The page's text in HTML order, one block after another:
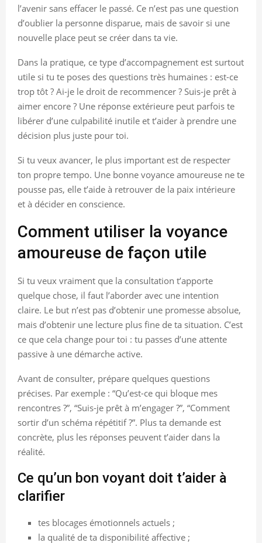
l’avenir sans effacer le passé. Ce n’est pas une question
d’oublier la personne disparue, mais de savoir si une
nouvelle place peut se créer dans ta vie.
Dans la pratique, ce type d’accompagnement est surtout
utile si tu te poses des questions très humaines : est-ce
trop tôt ? Ai-je le droit de recommencer ? Suis-je prêt à
aimer encore ? Une réponse extérieure peut parfois te
libérer d’une culpabilité inutile et t’aider à prendre une
décision plus juste pour toi.
Si tu veux avancer, le plus important est de respecter
ton propre tempo. Une bonne voyance amoureuse ne te
pousse pas, elle t’aide à retrouver de la paix intérieure
et à décider en conscience.
Comment utiliser la voyance
amoureuse de façon utile
Si tu veux vraiment que la consultation t’apporte
quelque chose, il faut l’aborder avec une intention
claire. Le but n’est pas d’obtenir une promesse absolue,
mais d’obtenir une lecture plus fine de ta situation. C’est
ce que cela change pour toi : tu passes d’une attente
passive à une démarche active.
Avant de consulter, prépare quelques questions
précises. Par exemple : “Qu’est-ce qui bloque mes
rencontres ?”, “Suis-je prêt à m’engager ?”, “Comment
sortir d’un schéma répétitif ?”. Plus ta demande est
concrète, plus les réponses peuvent t’aider dans la
réalité.
Ce qu’un bon voyant doit t’aider à
clarifier
tes blocages émotionnels actuels ;
la qualité de ta disponibilité affective ;